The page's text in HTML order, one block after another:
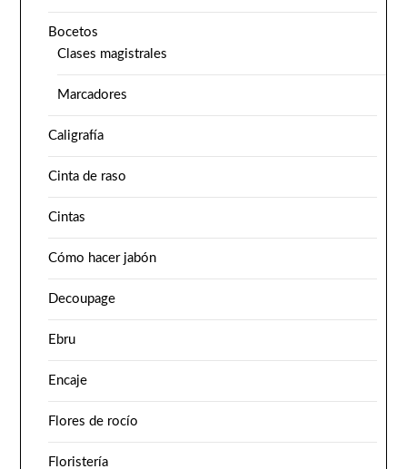
Bocetos
Clases magistrales
Marcadores
Caligrafía
Cinta de raso
Cintas
Cómo hacer jabón
Decoupage
Ebru
Encaje
Flores de rocío
Floristería